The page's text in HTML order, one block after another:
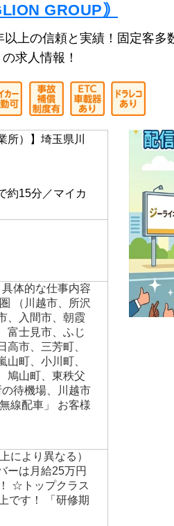
GROUP｠
上の信頼と実績！固定客
求人情報！
所）】埼玉県川
約15分／マイカ
具体的な仕事内容
（川越市、所沢
、入間市、朝霞
富士見市、ふじ
高市、三芳町、
山町、小川町、
鳩山町、東秩父
待機場、川越市
線配車」 お客様
により異なる）
ーは月給25万円
☆トップクラス
です！ 「研修期